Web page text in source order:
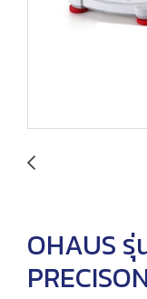
OHAUS รุ่